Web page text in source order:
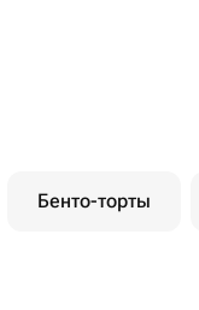
Бенто-торты